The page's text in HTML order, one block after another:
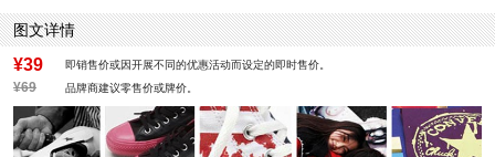
图文详情
¥39 即销售价或因开展不同的优惠活动而设定的即时售价。
¥69 品牌商建议零售价或牌价。